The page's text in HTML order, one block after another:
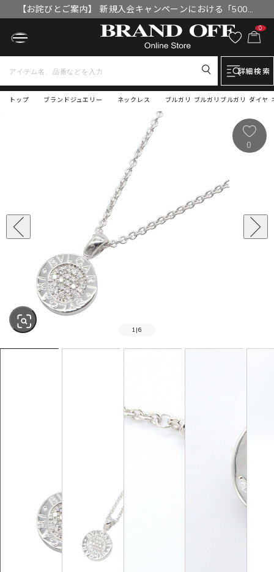
【お詫びとご案内】 新規入会キャンペーンにおける「500円
OFFクーポン」付与漏れと補填について
0
詳細検索
トップ ブルガリ ブルガリブルガリ ダイヤ
ブランドジュエリー ネックレス
1 |6
0